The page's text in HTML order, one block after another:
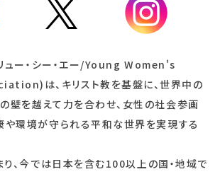
リュー・シー・エー/Young Women's
は、キリスト教を基盤に、世界中の
壁を越えて力を合わせ、女性の社会参画
や環境が守られる平和な世界を実現する
、今では日本を含む100以上の国・地域で